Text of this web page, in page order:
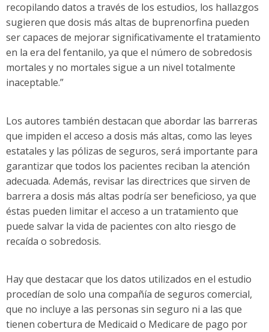
recopilando datos a través de los estudios, los hallazgos
sugieren que dosis más altas de buprenorfina pueden
ser capaces de mejorar significativamente el tratamiento
en la era del fentanilo, ya que el número de sobredosis
mortales y no mortales sigue a un nivel totalmente
inaceptable.”
Los autores también destacan que abordar las barreras
que impiden el acceso a dosis más altas, como las leyes
estatales y las pólizas de seguros, será importante para
garantizar que todos los pacientes reciban la atención
adecuada. Además, revisar las directrices que sirven de
barrera a dosis más altas podría ser beneficioso, ya que
éstas pueden limitar el acceso a un tratamiento que
puede salvar la vida de pacientes con alto riesgo de
recaída o sobredosis.
Hay que destacar que los datos utilizados en el estudio
procedían de solo una compañía de seguros comercial,
que no incluye a las personas sin seguro ni a las que
tienen cobertura de Medicaid o Medicare de pago por